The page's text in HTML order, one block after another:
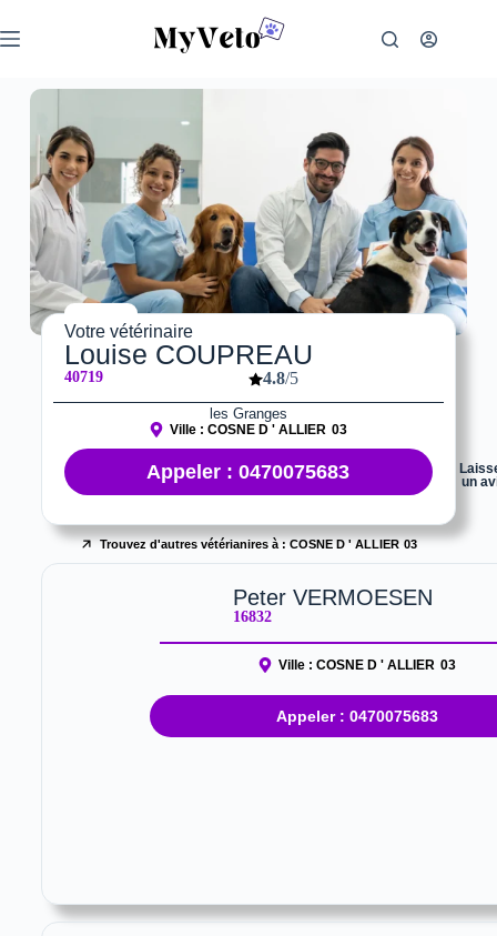
Votre vétérinaire
Louise COUPREAU
40719 4.8/5
les Granges
Ville :COSNE D ' ALLIER 03
Appeler : 0470075683
un
Trouvez d'autres vétérianires à :COSNE D ' ALLIER 03
Peter VERMOESEN
16832
Ville :COSNE D ' ALLIER 03
Appeler : 0470075683